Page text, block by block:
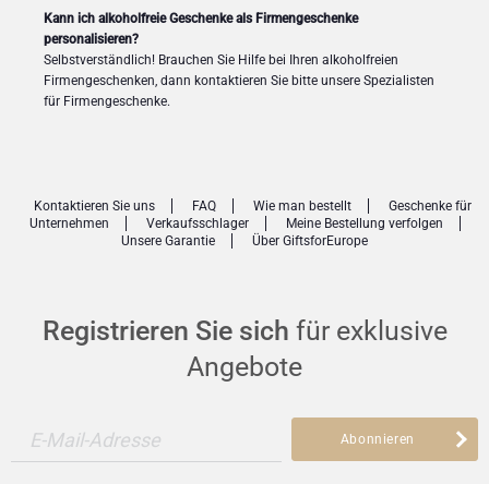
Kann ich alkoholfreie Geschenke als Firmengeschenke
personalisieren?
Selbstverständlich! Brauchen Sie Hilfe bei Ihren alkoholfreien
Firmengeschenken, dann kontaktieren Sie bitte unsere Spezialisten
für Firmengeschenke.
Registrieren Sie sich für exklusive
Angebote
E-Mail-Adresse Abonnieren
Kontaktieren Sie uns FAQ Wie man bestellt
Geschenke für
Unternehmen
Verkaufsschlager
Meine Bestellung verfolgen
Unsere Garantie
Über GiftsforEurope